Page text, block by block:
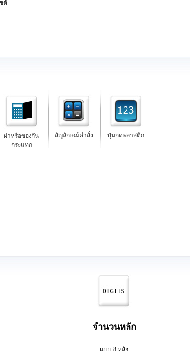
ด์
ฝาหรือซองกัน
กระแทก
สัญลักษณ์คำสั่ง ปุ่มกดพลาสติก
จำนวนหลัก
แบบ 8 หลัก